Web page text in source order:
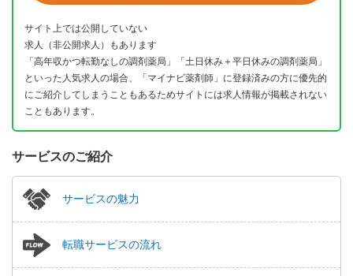
サイト上では公開していない
求人（非公開求人）もあります
「高年収かつ転勤なしの調剤薬局」「土日休み＋平日休みの調剤薬局」
といった人気求人の場合、「マイナビ薬剤師」に登録済みの方に優先的
にご紹介してしまうこともあるためサイトには求人情報が掲載されない
こともあります。
サービスのご紹介
サービスの魅力
転職サービスの流れ